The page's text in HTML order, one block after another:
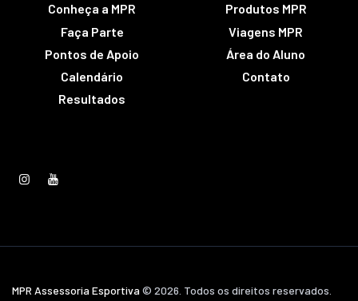
Conheça a MPR
Faça Parte
Pontos de Apoio
Calendário
Resultados
Produtos MPR
Viagens MPR
Área do Aluno
Contato
MPR Assessoria Esportiva © 2026. Todos os direitos reservados.